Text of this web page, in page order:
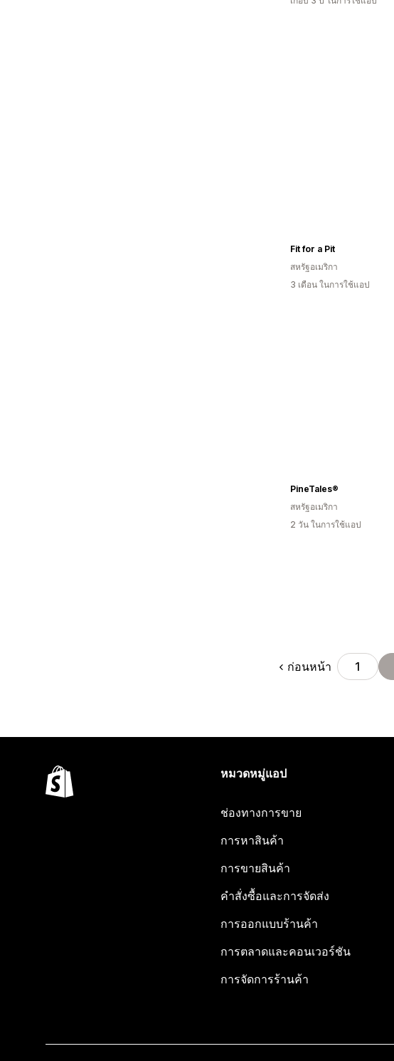
Fit for a Pit
สหรัฐอเมริกา
3 เดือน ในการใช้แอป
PineTales®
สหรัฐอเมริกา
2 วัน ในการใช้แอป
ก่อนหน้า 1
หมวดหมู่แอป
ช่องทางการขาย
การหาสินค้า
การขายสินค้า
คำสั่งซื้อและการจัดส่ง
การออกแบบร้านค้า
การตลาดและคอนเวอร์ชัน
การจัดการร้านค้า